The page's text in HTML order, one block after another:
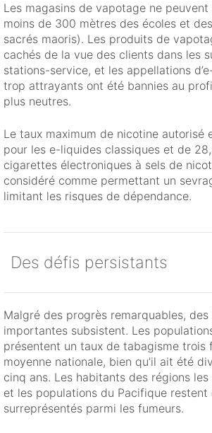
Les magasins de vapotage ne peuvent
moins de 300 mètres des écoles et
sacrés maoris). Les produits de
cachés de la vue des clients dans les
stations-service, et les appellations
trop attrayants ont été bannies au
plus neutres.
Le taux maximum de nicotine autorisé
pour les e-liquides classiques et de
cigarettes électroniques à sels de
considéré comme permettant un
limitant les risques de dépendance.
Des défis persistants
Malgré des progrès remarquables,
importantes subsistent. Les
présentent un taux de tabagisme trois
moyenne nationale, bien qu’il ait été
cinq ans. Les habitants des régions
et les populations du Pacifique restent
surreprésentés parmi les fumeurs.